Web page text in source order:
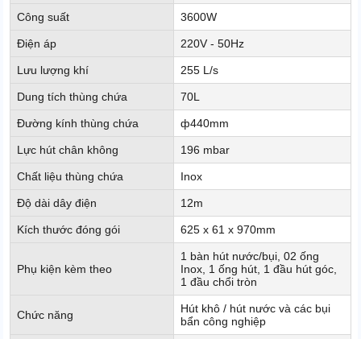
Công suất 3600W
Điện áp 220V - 50Hz
Lưu lượng khí 255 L/s
Dung tích thùng chứa 70L
Đường kính thùng chứa ф440mm
Lực hút chân không 196 mbar
Chất liệu thùng chứa Inox
Độ dài dây điện 12m
Kích thước đóng gói 625 x 61 x 970mm
Phụ kiện kèm theo
1 bàn hút nước/bụi, 02 ống
Inox, 1 ống hút, 1 đầu hút góc,
1 đầu chổi tròn
Chức năng
Hút khô / hút nước và các bụi
bẩn công nghiệp